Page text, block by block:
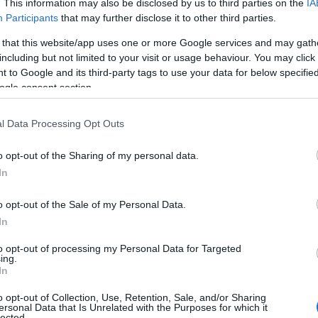
This information may also be disclosed by us to third parties on the
Participants that may further disclose it to other third parties.
that this website/app uses one or more Google services and may
but not limited to your visit or usage behaviour. You may
to Google and its third-party tags to use your data for below
consent section.
Data Processing Opt Outs
opt-out of the Sharing of my personal data.
opt-out of the Sale of my Personal Data.
opt-out of processing my Personal Data for Targeted
opt-out of Collection, Use, Retention, Sale, and/or Sharing
Data that Is Unrelated with the Purposes for which it
hogy majdnem három
egy csodálatos, szeretetteljes
különválunk, hogy folytassuk az
is a legfőbb prioritásunk. Hálával,
fejezetet"– olvasható közös
hogy egyéb mondandójuk